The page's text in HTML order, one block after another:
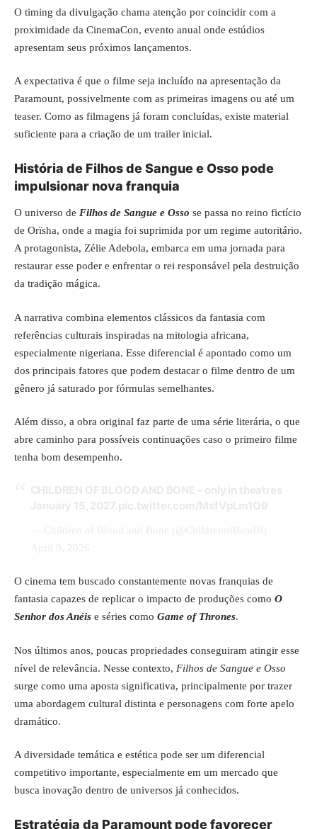
O timing da divulgação chama atenção por coincidir com a
proximidade da CinemaCon, evento anual onde estúdios
apresentam seus próximos lançamentos.
A expectativa é que o filme seja incluído na apresentação da
Paramount, possivelmente com as primeiras imagens ou até um
teaser. Como as filmagens já foram concluídas, existe material
suficiente para a criação de um trailer inicial.
História de Filhos de Sangue e Osso pode
impulsionar nova franquia
O universo de Filhos de Sangue e Osso se passa no reino fictício
de Orïsha, onde a magia foi suprimida por um regime autoritário.
A protagonista, Zélie Adebola, embarca em uma jornada para
restaurar esse poder e enfrentar o rei responsável pela destruição
da tradição mágica.
A narrativa combina elementos clássicos da fantasia com
referências culturais inspiradas na mitologia africana,
especialmente nigeriana. Esse diferencial é apontado como um
dos principais fatores que podem destacar o filme dentro de um
gênero já saturado por fórmulas semelhantes.
Além disso, a obra original faz parte de uma série literária, o que
abre caminho para possíveis continuações caso o primeiro filme
tenha bom desempenho.
O cinema tem buscado constantemente novas franquias de
fantasia capazes de replicar o impacto de produções como O
Senhor dos Anéis e séries como Game of Thrones.
Nos últimos anos, poucas propriedades conseguiram atingir esse
nível de relevância. Nesse contexto, Filhos de Sangue e Osso
surge como uma aposta significativa, principalmente por trazer
uma abordagem cultural distinta e personagens com forte apelo
dramático.
A diversidade temática e estética pode ser um diferencial
competitivo importante, especialmente em um mercado que
busca inovação dentro de universos já conhecidos.
Estratégia da Paramount pode favorecer